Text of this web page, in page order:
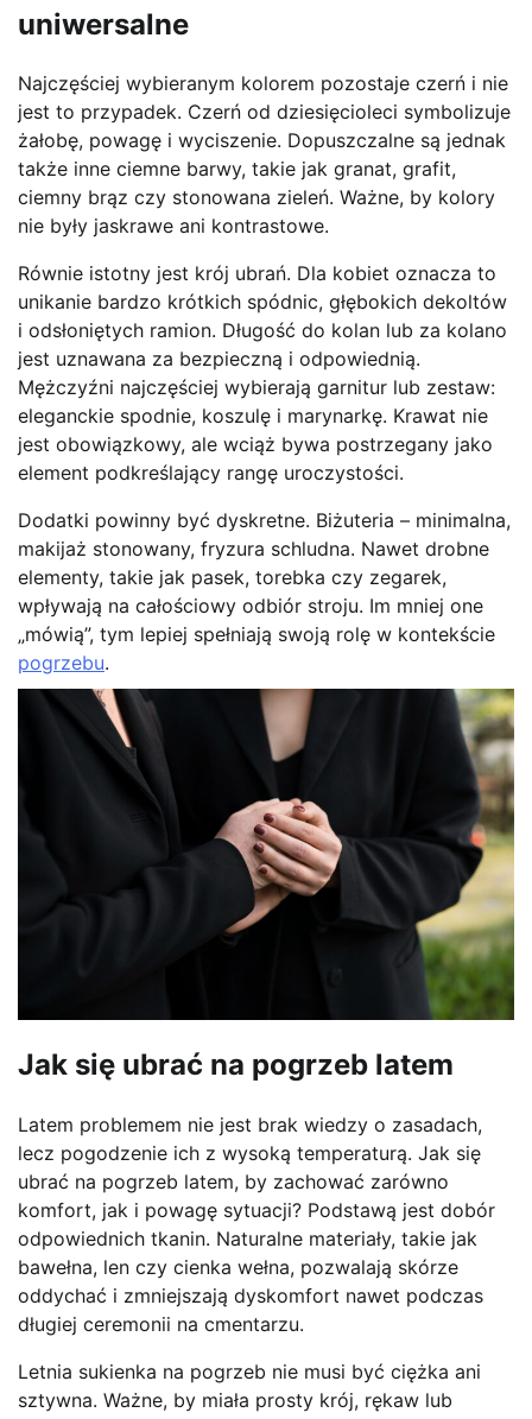
uniwersalne
Najczęściej wybieranym kolorem pozostaje czerń i nie
jest to przypadek. Czerń od dziesięcioleci symbolizuje
żałobę, powagę i wyciszenie. Dopuszczalne są jednak
także inne ciemne barwy, takie jak granat, grafit,
ciemny brąz czy stonowana zieleń. Ważne, by kolory
nie były jaskrawe ani kontrastowe.
Równie istotny jest krój ubrań. Dla kobiet oznacza to
unikanie bardzo krótkich spódnic, głębokich dekoltów
i odsłoniętych ramion. Długość do kolan lub za kolano
jest uznawana za bezpieczną i odpowiednią.
Mężczyźni najczęściej wybierają garnitur lub zestaw:
eleganckie spodnie, koszulę i marynarkę. Krawat nie
jest obowiązkowy, ale wciąż bywa postrzegany jako
element podkreślający rangę uroczystości.
Dodatki powinny być dyskretne. Biżuteria – minimalna,
makijaż stonowany, fryzura schludna. Nawet drobne
elementy, takie jak pasek, torebka czy zegarek,
wpływają na całościowy odbiór stroju. Im mniej one
„mówią”, tym lepiej spełniają swoją rolę w kontekście
pogrzebu.
Jak się ubrać na pogrzeb latem
Latem problemem nie jest brak wiedzy o zasadach,
lecz pogodzenie ich z wysoką temperaturą. Jak się
ubrać na pogrzeb latem, by zachować zarówno
komfort, jak i powagę sytuacji? Podstawą jest dobór
odpowiednich tkanin. Naturalne materiały, takie jak
bawełna, len czy cienka wełna, pozwalają skórze
oddychać i zmniejszają dyskomfort nawet podczas
długiej ceremonii na cmentarzu.
Letnia sukienka na pogrzeb nie musi być ciężka ani
sztywna. Ważne, by miała prosty krój, rękaw lub